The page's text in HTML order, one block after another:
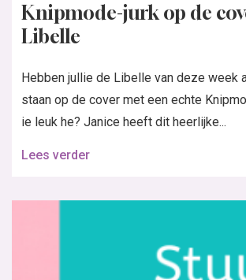
Knipmode-jurk op de
Libelle
Hebben jullie de Libelle van deze week
staan op de cover met een echte
ie leuk he? Janice heeft dit heerlijke...
Lees verder